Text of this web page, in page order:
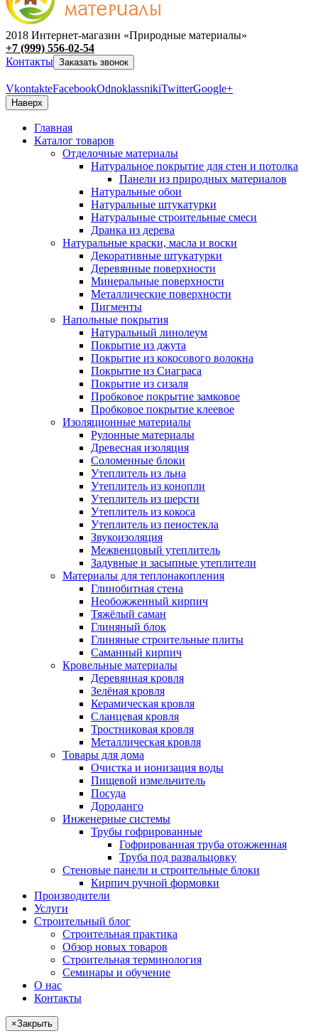
2018 Интернет-магазин «Природные материалы»
+7 (999) 556-02-54
Контакты Заказать звонок
VkontakteFacebookOdnoklassnikiTwitterGoogle+
Наверх
Главная
Каталог товаров
Отделочные материалы
Натуральное покрытие для стен и потолка
Панели из природных материалов
Натуральные обои
Натуральные штукатурки
Натуральные строительные смеси
Дранка из дерева
Натуральные краски, масла и воски
Декоративные штукатурки
Деревянные поверхности
Минеральные поверхности
Металлические поверхности
Пигменты
Напольные покрытия
Натуральный линолеум
Покрытие из джута
Покрытие из кокосового волокна
Покрытие из Сиаграса
Покрытие из сизаля
Пробковое покрытие замковое
Пробковое покрытие клеевое
Изоляционные материалы
Рулонные материалы
Древесная изоляция
Соломенные блоки
Утеплитель из льна
Утеплитель из конопли
Утеплитель из шерсти
Утеплитель из кокоса
Утеплитель из пеностекла
Звукоизоляция
Межвенцовый утеплитель
Задувные и засыпные утеплители
Материалы для теплонакопления
Глинобитная стена
Необожженный кирпич
Тяжёлый саман
Глиняный блок
Глиняные строительные плиты
Саманный кирпич
Кровельные материалы
Деревянная кровля
Зелёная кровля
Керамическая кровля
Сланцевая кровля
Тростниковая кровля
Металлическая кровля
Товары для дома
Очистка и ионизация воды
Пищевой измельчитель
Посуда
Дороданго
Инженерные системы
Трубы гофрированные
Гофрированная труба отожженная
Труба под развальцовку
Стеновые панели и строительные блоки
Кирпич ручной формовки
Производители
Услуги
Строительный блог
Строительная практика
Обзор новых товаров
Строительная терминология
Семинары и обучение
О нас
Контакты
×Закрыть